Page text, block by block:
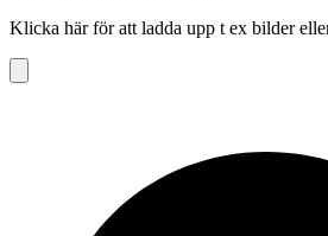
Klicka här för att ladda upp t ex bilder